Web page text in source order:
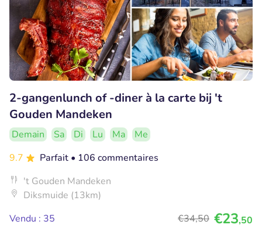
2-gangenlunch of -diner à la carte bij 't
Gouden Mandeken
Demain Sa Di Lu Ma
Me
9.7
Parfait • 106 commentaires
't Gouden Mandeken
Diksmuide (13km)
Vendu : 35
€34,50 €23,50